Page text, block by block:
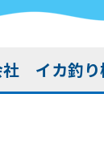
社 イカ釣り